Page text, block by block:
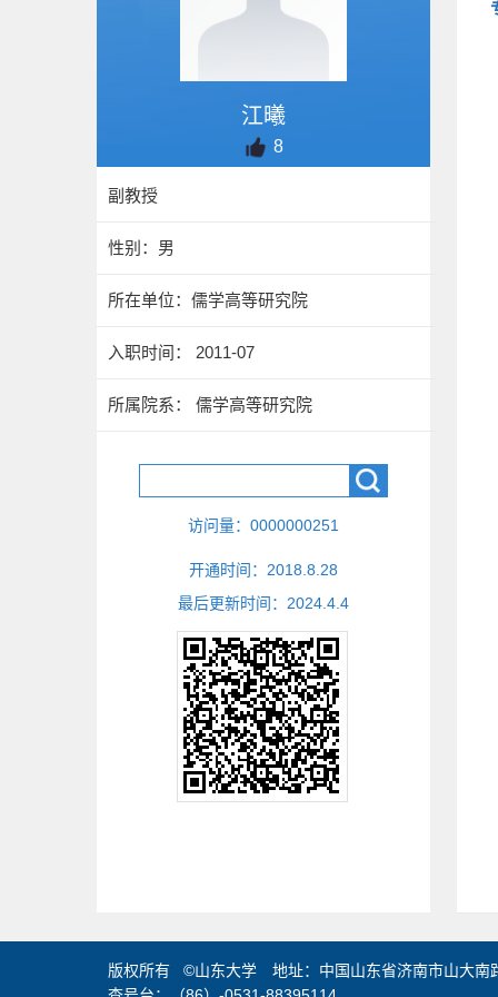
江曦
8
副教授
性别：男
所在单位：儒学高等研究院
入职时间： 2011-07
所属院系： 儒学高等研究院
访问量： 0000000251
开通时间： 2018 8 28
最后更新时间： 2024 4 4
版权所有 ©山东大学 地址：中国山东省济南市山大